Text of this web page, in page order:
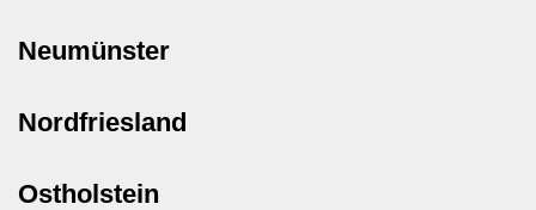
Neumünster
Nordfriesland
Ostholstein